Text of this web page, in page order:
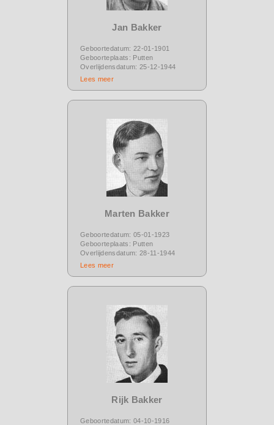
Jan Bakker
Geboortedatum: 22-01-1901
Geboorteplaats: Putten
Overlijdensdatum: 25-12-1944
Lees meer
Marten Bakker
Geboortedatum: 05-01-1923
Geboorteplaats: Putten
Overlijdensdatum: 28-11-1944
Lees meer
Rijk Bakker
Geboortedatum: 04-10-1916